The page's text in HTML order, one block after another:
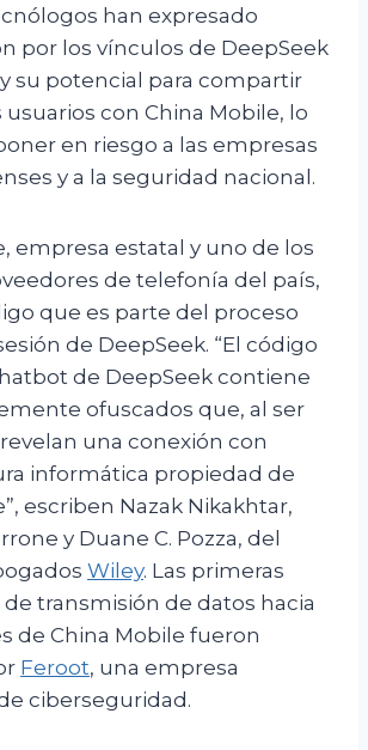
han expresado
por los vínculos de DeepSeek
su potencial para compartir
usuarios con China Mobile, lo
en riesgo a las empresas
y a la seguridad nacional.
empresa estatal y uno de los
de telefonía del país,
que es parte del proceso
de DeepSeek. “El código
de DeepSeek contiene
ofuscados que, al ser
una conexión con
informática propiedad de
escriben Nazak Nikakhtar,
y Duane C. Pozza, del
Wiley. Las primeras
transmisión de datos hacia
de China Mobile fueron
Feroot, una empresa
ciberseguridad.